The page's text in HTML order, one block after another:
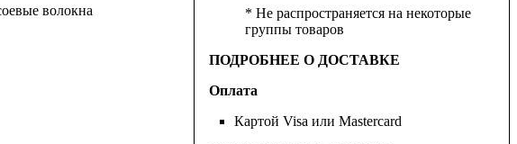
* Не распространяется на некоторые
группы товаров
ПОДРОБНЕЕ О ДОСТАВКЕ
Оплата
Картой Visa или Mastercard
волокна